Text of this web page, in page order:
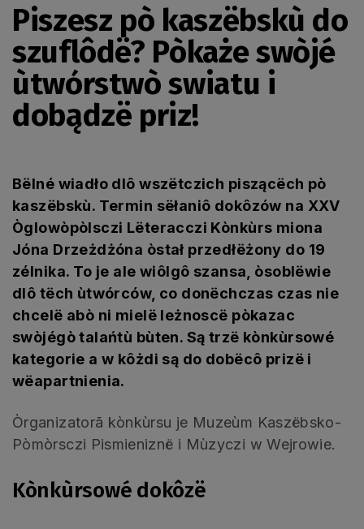
Piszesz pò kaszëbskù do
szuflôdë? Pòkaże swòjé
ùtwórstwò swiatu i
dobądzë priz!
Bëlné wiadło dlô wszëtczich piszącëch pò
kaszëbskù. Termin sëłaniô dokôzów na XXV
Òglowòpòlsczi Lëteracczi Kònkùrs miona
Jóna Drzeżdżóna òstał przedłëżony do 19
zélnika. To je ale wiôlgô szansa, òsoblëwie
dlô tëch ùtwórców, co donëchczas czas nie
chcelë abò ni mielë leżnoscë pòkazac
swòjégò talańtù bùten. Są trzë kònkùrsowé
kategorie a w kôżdi są do dobëcô prizë i
wëapartnienia.
Òrganizatorã kònkùrsu je Muzeùm Kaszëbsko-
Pòmòrsczi Pismieniznë i Mùzyczi w Wejrowie.
Kònkùrsowé dokôzë